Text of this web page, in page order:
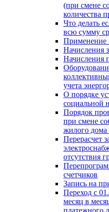
(при смене
количества
Что делать
всю сумму
Начисления
Начисления
учета
О порядке
социальной
Порядок
при смене
жилого дома
Перерасчет
отсутствия
счетчиков
Запись на
Переход с
месяц в